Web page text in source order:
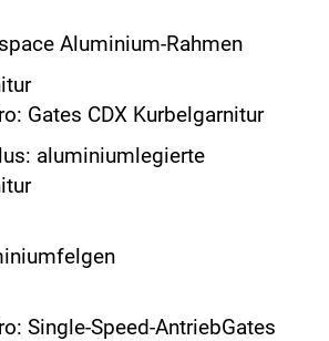
Aluminium-Rahmen
Gates CDX Kurbelgarnitur
aluminiumlegierte
Single-Speed-AntriebGates